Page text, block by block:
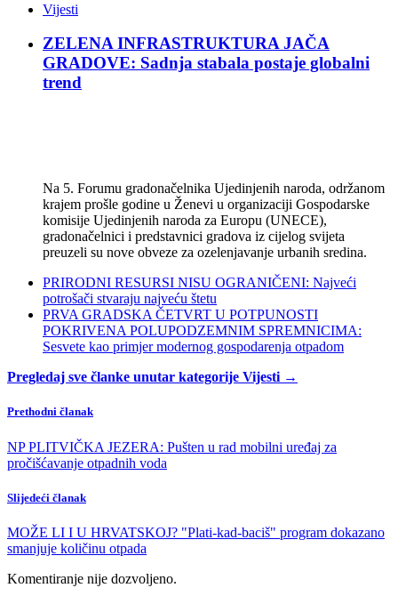
Vijesti
ZELENA INFRASTRUKTURA JAČA
GRADOVE: Sadnja stabala postaje globalni
trend
Na 5. Forumu gradonačelnika Ujedinjenih naroda, održanom
krajem prošle godine u Ženevi u organizaciji Gospodarske
komisije Ujedinjenih naroda za Europu (UNECE),
gradonačelnici i predstavnici gradova iz cijelog svijeta
preuzeli su nove obveze za ozelenjavanje urbanih sredina.
PRIRODNI RESURSI NISU OGRANIČENI: Najveći
potrošači stvaraju najveću štetu
PRVA GRADSKA ČETVRT U POTPUNOSTI
POKRIVENA POLUPODZEMNIM SPREMNICIMA:
Sesvete kao primjer modernog gospodarenja otpadom
Pregledaj sve članke unutar kategorije Vijesti →
Prethodni članak
NP PLITVIČKA JEZERA: Pušten u rad mobilni uređaj za
pročišćavanje otpadnih voda
Slijedeći članak
MOŽE LI I U HRVATSKOJ? "Plati-kad-baciš" program dokazano
smanjuje količinu otpada
Komentiranje nije dozvoljeno.